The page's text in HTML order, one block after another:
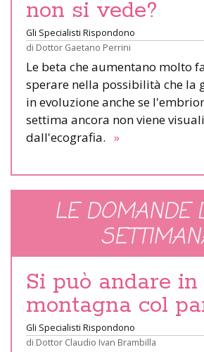
non si vede?
Gli Specialisti Rispondono
di Dottor Gaetano Perrini
Le beta che aumentano molto
sperare nella possibilità che la
in evoluzione anche se
settima ancora non viene
dall'ecografia. »
LE DOMANDE
Si può andare in
montagna col
Gli Specialisti Rispondono
di Dottor Claudio Ivan Brambilla